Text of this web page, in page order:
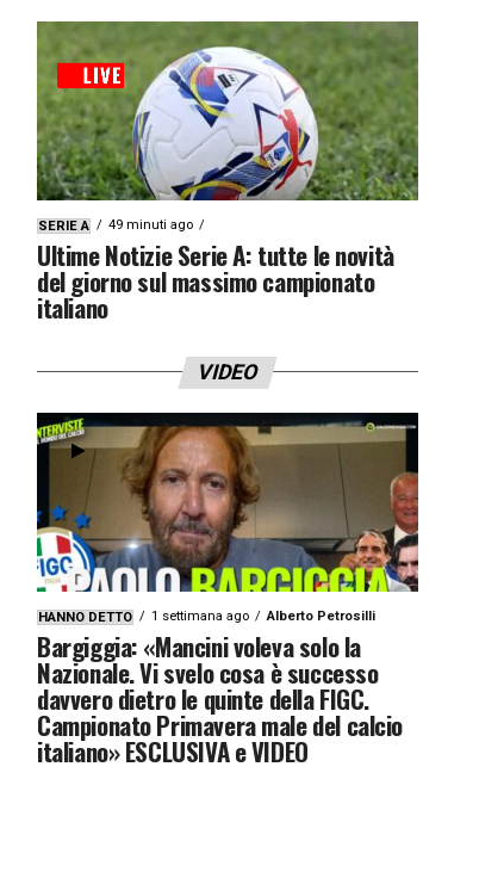
SERIE A 49 minuti ago
Ultime Notizie Serie A: tutte le novità
del giorno sul massimo campionato
italiano
VIDEO
HANNO DETTO 1 settimana ago Alberto Petrosilli
Bargiggia: «Mancini voleva solo la
Nazionale. Vi svelo cosa è successo
davvero dietro le quinte della FIGC.
Campionato Primavera male del calcio
italiano» ESCLUSIVA e VIDEO